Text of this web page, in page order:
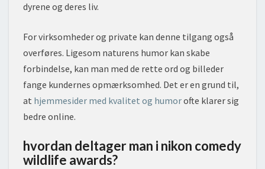
dyrene og deres liv.
For virksomheder og private kan denne tilgang også
overføres. Ligesom naturens humor kan skabe
forbindelse, kan man med de rette ord og billeder
fange kundernes opmærksomhed. Det er en grund til,
at hjemmesider med kvalitet og humorofte klarer sig
bedre online.
hvordan deltager man i nikon comedy
wildlife awards?